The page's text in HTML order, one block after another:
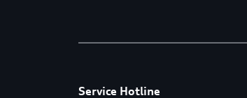
Service Hotline